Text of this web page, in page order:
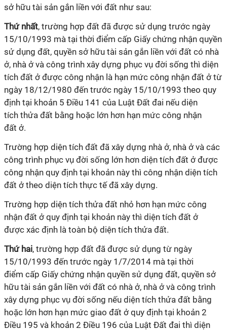
sở hữu tài sản gắn liền với đất như sau:
Thứ nhất, trường hợp đất đã được sử dụng trước ngày
15/10/1993 mà tại thời điểm cấp Giấy chứng nhận quyền
sử dụng đất, quyền sở hữu tài sản gắn liền với đất có nhà
ở, nhà ở và công trình xây dựng phục vụ đời sống thì diện
tích đất ở được công nhận là hạn mức công nhận đất ở từ
ngày 18/12/1980 đến trước ngày 15/10/1993 theo quy
định tại khoản 5 Điều 141 của Luật Đất đai nếu diện
tích thửa đất bằng hoặc lớn hơn hạn mức công nhận
đất ở.
Trường hợp diện tích đất đã xây dựng nhà ở, nhà ở và các
công trình phục vụ đời sống lớn hơn diện tích đất ở được
công nhận quy định tại khoản này thì công nhận diện tích
đất ở theo diện tích thực tế đã xây dựng.
Trường hợp diện tích thửa đất nhỏ hơn hạn mức công
nhận đất ở quy định tại khoản này thì diện tích đất ở
được xác định là toàn bộ diện tích thửa đất.
Thứ hai, trường hợp đất đã được sử dụng từ ngày
15/10/1993 đến trước ngày 1/7/2014 mà tại thời
điểm cấp Giấy chứng nhận quyền sử dụng đất, quyền sở
hữu tài sản gắn liền với đất có nhà ở, nhà ở và công trình
xây dựng phục vụ đời sống nếu diện tích thửa đất bằng
hoặc lớn hơn hạn mức giao đất ở quy định tại khoản 2
Điều 195 và khoản 2 Điều 196 của Luật Đất đai thì diện